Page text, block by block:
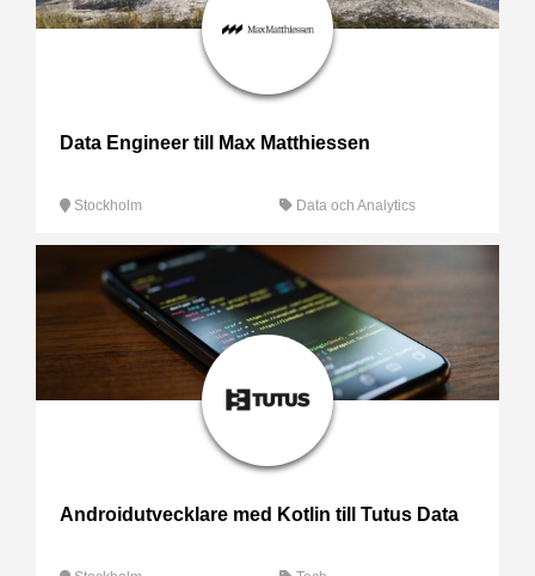
Data Engineer till Max Matthiessen
Stockholm Data och Analytics
Androidutvecklare med Kotlin till Tutus Data